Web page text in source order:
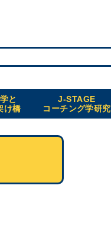
と
け橋
J-STAGE
コーチング学研究